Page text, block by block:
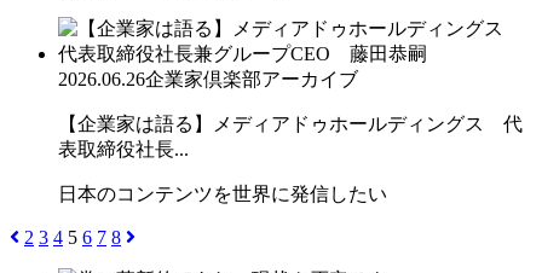
2026.06.26企業家倶楽部アーカイブ
【企業家は語る】メディアドゥホールディングス 代
表取締役社長...
日本のコンテンツを世界に発信したい
2 3 4 5 6 7 8